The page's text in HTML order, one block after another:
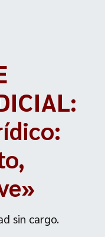
sin cargo.